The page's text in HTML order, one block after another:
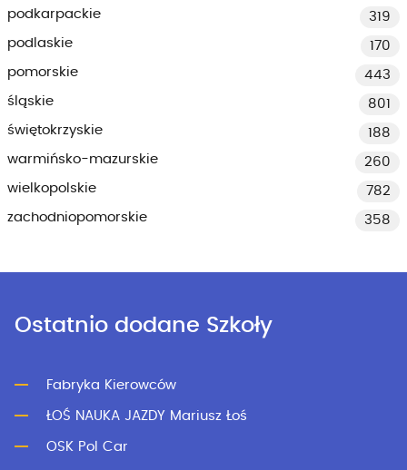
podkarpackie
319
podlaskie
170
pomorskie
443
śląskie
801
świętokrzyskie
188
warmińsko-mazurskie
260
wielkopolskie
782
zachodniopomorskie
358
Ostatnio dodane Szkoły
Fabryka Kierowców
ŁOŚ NAUKA JAZDY Mariusz Łoś
OSK Pol Car